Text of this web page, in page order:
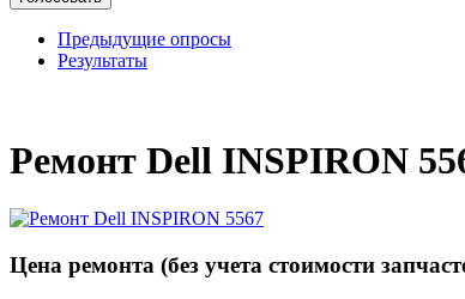
Предыдущие опросы
Результаты
Ремонт Dell INSPIRON
Цена ремонта (без учета стоимости